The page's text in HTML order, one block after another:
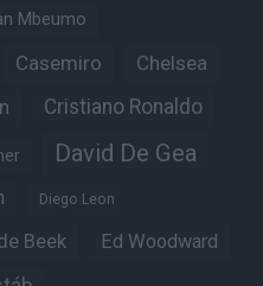
Mbeumo
Casemiro Chelsea
Cristiano Ronaldo
David De Gea
Diego Leon
Beek Ed Woodward